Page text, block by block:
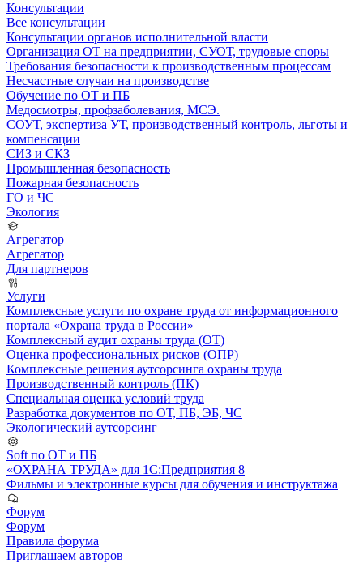
Консультации
Все консультации
Консультации органов исполнительной власти
Организация ОТ на предприятии, СУОТ, трудовые споры
Требования безопасности к производственным процессам
Несчастные случаи на производстве
Обучение по ОТ и ПБ
Медосмотры, профзаболевания, МСЭ.
СОУТ, экспертиза УТ, производственный контроль, льготы и
компенсации
СИЗ и СКЗ
Промышленная безопасность
Пожарная безопасность
ГО и ЧС
Экология
Агрегатор
Агрегатор
Для партнеров
Услуги
Комплексные услуги по охране труда от информационного
портала «Охрана труда в России»
Комплексный аудит охраны труда (ОТ)
Оценка профессиональных рисков (ОПР)
Комплексные решения аутсорсинга охраны труда
Производственный контроль (ПК)
Специальная оценка условий труда
Разработка документов по ОТ, ПБ, ЭБ, ЧС
Экологический аутсорсинг
Soft по ОТ и ПБ
«ОХРАНА ТРУДА» для 1С:Предприятия 8
Фильмы и электронные курсы для обучения и инструктажа
Форум
Форум
Правила форума
Приглашаем авторов